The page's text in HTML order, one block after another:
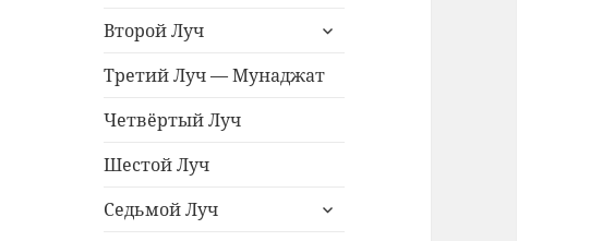
меню
Второй Луч
раскрыть
меню
Третий Луч — Мунаджат
Четвёртый Луч
Шестой Луч
Седьмой Луч
раскрыть